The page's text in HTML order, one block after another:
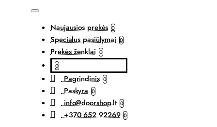
Naujausios prekės 0
Specialus pasiūlymai 0
Prekės ženklai 0
0
Pagrindinis 0
Paskyra 0
info@doorshop.lt 0
+370 652 92269 0